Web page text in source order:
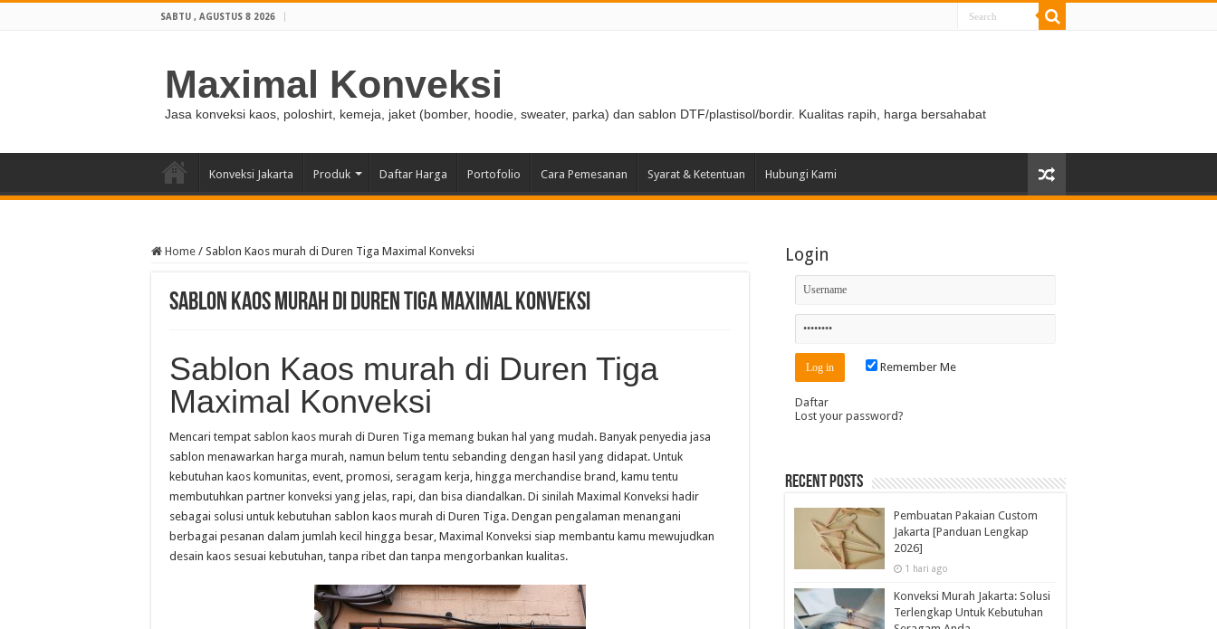
SABTU , AGUSTUS 8 2026
Maximal Konveksi
Jasa konveksi kaos, poloshirt, kemeja, jaket (bomber, hoodie, sweater, parka) dan sablon DTF/plastisol/bordir. Kualitas rapih, harga bersahabat
Konveksi Jakarta Produk Daftar Harga Portofolio Cara Pemesanan Syarat & Ketentuan Hubungi Kami
Home / Sablon Kaos murah di Duren Tiga Maximal Konveksi
Sablon Kaos murah di Duren Tiga Maximal Konveksi
Sablon Kaos murah di Duren Tiga
Maximal Konveksi
Mencari tempat sablon kaos murah di Duren Tiga memang bukan hal yang mudah. Banyak penyedia jasa
sablon menawarkan harga murah, namun belum tentu sebanding dengan hasil yang didapat. Untuk
kebutuhan kaos komunitas, event, promosi, seragam kerja, hingga merchandise brand, kamu tentu
membutuhkan partner konveksi yang jelas, rapi, dan bisa diandalkan. Di sinilah Maximal Konveksi hadir
sebagai solusi untuk kebutuhan sablon kaos murah di Duren Tiga. Dengan pengalaman menangani
berbagai pesanan dalam jumlah kecil hingga besar, Maximal Konveksi siap membantu kamu mewujudkan
desain kaos sesuai kebutuhan, tanpa ribet dan tanpa mengorbankan kualitas.
Login
Remember Me
Daftar
Lost your password?
Recent Posts
Pembuatan Pakaian Custom
Jakarta [Panduan Lengkap
2026]
1 hari ago
Konveksi Murah Jakarta: Solusi
Terlengkap Untuk Kebutuhan